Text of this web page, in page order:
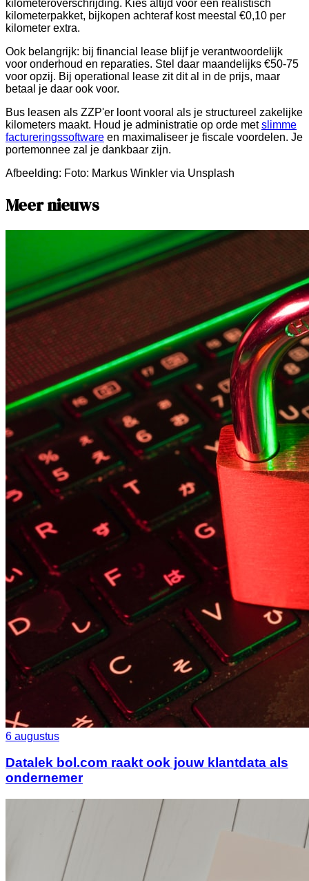
kilometeroverschrijding. Kies altijd voor een realistisch
kilometerpakket, bijkopen achteraf kost meestal €0,10 per
kilometer extra.
Ook belangrijk: bij financial lease blijf je verantwoordelijk
voor onderhoud en reparaties. Stel daar maandelijks €50-75
voor opzij. Bij operational lease zit dit al in de prijs, maar
betaal je daar ook voor.
Bus leasen als ZZP'er loont vooral als je structureel zakelijke
kilometers maakt. Houd je administratie op orde metslimme
factureringssoftware en maximaliseer je fiscale voordelen. Je
portemonnee zal je dankbaar zijn.
Afbeelding: Foto: Markus Winkler via Unsplash
Meer nieuws
6 augustus
Datalek bol.com raakt ook jouw klantdata als
ondernemer